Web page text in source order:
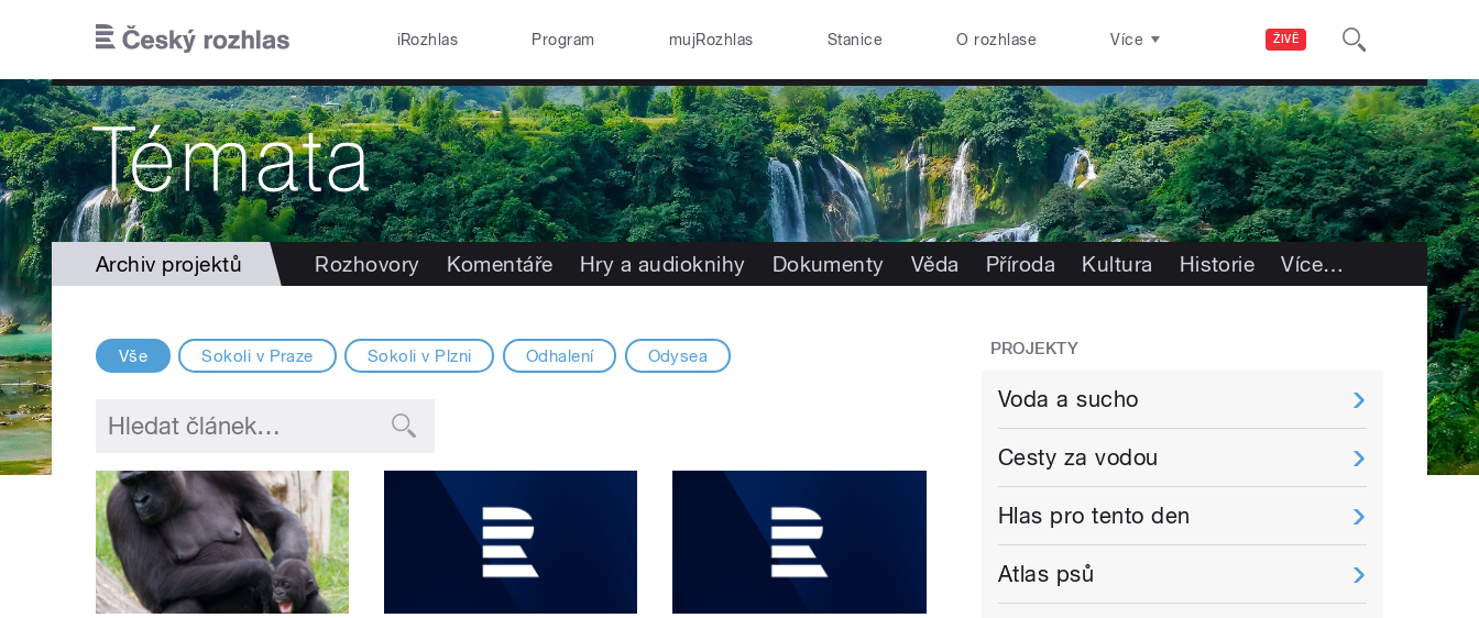
ŽIVĚ
iRozhlas Program mujRozhlas Stanice O rozhlase Více
Archiv projektů Rozhovory Komentáře Hry a audioknihy Dokumenty Věda Příroda Kultura Historie Více…
Vše Sokoli v Praze Sokoli v Plzni Odhalení Odysea PROJEKTY
Voda a sucho
Cesty za vodou
Hlas pro tento den
Atlas psů